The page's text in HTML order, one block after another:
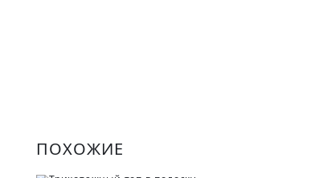
ПОХОЖИЕ